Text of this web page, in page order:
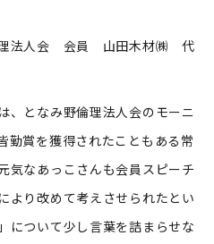
理法人会 会員 山田木材㈱ 代
、となみ野倫理法人会のモーニ
勤賞を獲得されたこともある常
気なあっこさんも会員スピーチ
より改めて考えさせられたとい
について少し言葉を詰まらせな